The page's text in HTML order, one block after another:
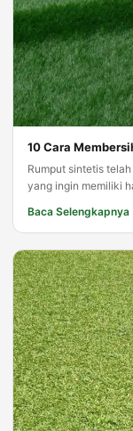
10 Cara
Rumput sintetis
yang ingin memiliki
Baca